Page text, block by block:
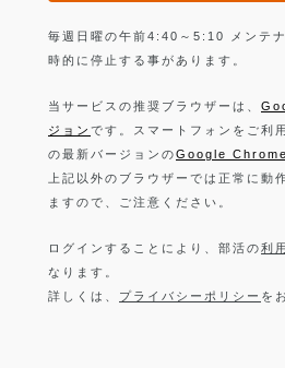
毎週日曜の午前4:40～5:10 メンテ
時的に停止する事があります。
当サービスの推奨ブラウザーは、
ジョン です。スマートフォンをご
の最新バージョンのGoogle
上記以外のブラウザーでは正常に動
ますので、ご注意ください。
ログインすることにより、部活の利
なります。
詳しくは、 プライバシーポリシー を